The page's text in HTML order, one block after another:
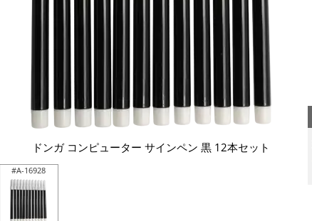
ドンガ コンピューター サインペン 黒 12本セット
#A-16928